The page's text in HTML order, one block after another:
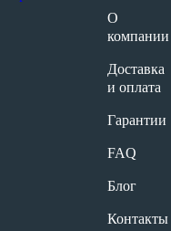
О
компании
Доставка
и оплата
Гарантии
FAQ
Блог
Контакты